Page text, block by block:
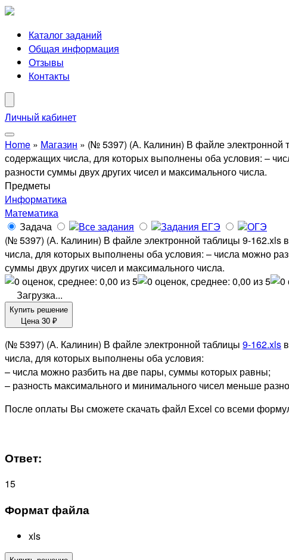
Каталог заданий
Общая информация
Отзывы
Контакты
Личный кабинет
Home » Магазин » (№ 5397) (А. Калинин) В файле электронной
содержащих числа, для которых выполнены оба условия: –
разности суммы двух других чисел и максимального числа.
Предметы
Информатика
Математика
Задача
Все задания Задания ЕГЭ
ОГЭ
(№ 5397) (А. Калинин) В файле электронной таблицы 9-162.xls
числа, для которых выполнены оба условия: – числа можно
суммы двух других чисел и максимального числа.
Загрузка...
Купить решение
Цена30 ₽
(№ 5397) (А. Калинин) В файле электронной таблицы 9-162.xls
числа, для которых выполнены оба условия:
– числа можно разбить на две пары, суммы которых равны;
– разность максимального и минимального чисел меньше
После оплаты Вы сможете скачать файл Excel со всеми
Ответ:
15
Формат файла
xls